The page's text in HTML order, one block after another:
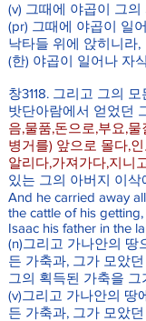
(v) 그때에 야곱이 그
(pr) 그때에 야곱이 일
낙타들 위에 앉히니라,
(한) 야곱이 일어나 자
창3118. 그리고 그의
밧단아람에서 얻었던
음,물품,돈으로,부요,물
병거를) 앞으로 몰다,
알리다,가져가다,지니
있는 그의 아버지 이
And he carried away
the cattle of his
Isaac his father in the
(n)그리고 가나안의 땅
든 가축과, 그가 모았
그의 획득된 가축을
(v)그리고 가나안의 땅
든 가축과, 그가 모았